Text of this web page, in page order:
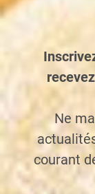
Ne
courant